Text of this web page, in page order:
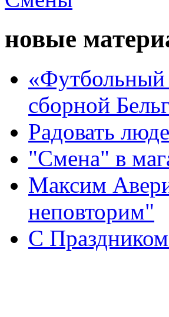
новые
«Футбольный
сборной
Радовать
"Смена" в
Максим
неповторим"
С